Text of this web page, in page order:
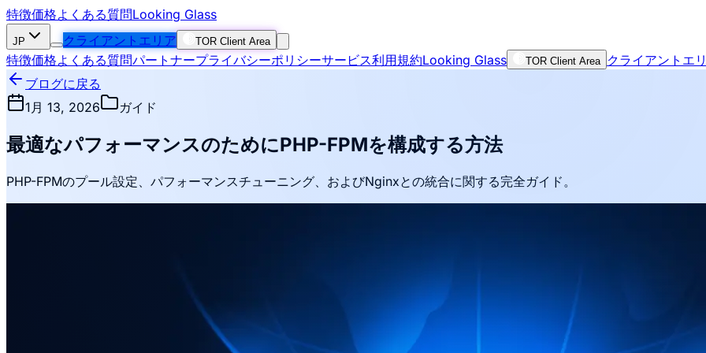
特徴価格よくある質問Looking Glass
JP クライアントエリア TOR Client Area
特徴価格よくある質問パートナープライバシーポリシーサービス利用規約Looking Glass TOR Client Area
クライアントエ
ブログに戻る
1月 13, 2026
ガイド
最適なパフォーマンスのためにPHP-FPMを構成する方法
PHP-FPMのプール設定、パフォーマンスチューニング、およびNginxとの統合に関する完全ガイド。